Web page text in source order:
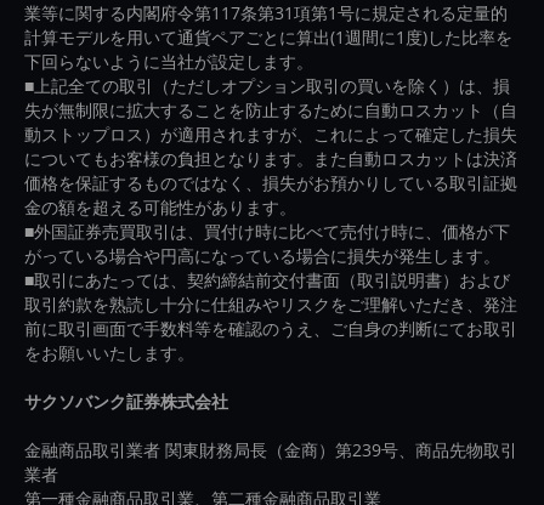
業等に関する内閣府令第117条第31項第1号に規定される定量的
計算モデルを用いて通貨ペアごとに算出(1週間に1度)した比率を
下回らないように当社が設定します。
■上記全ての取引（ただしオプション取引の買いを除く）は、損
失が無制限に拡大することを防止するために自動ロスカット（自
動ストップロス）が適用されますが、これによって確定した損失
についてもお客様の負担となります。また自動ロスカットは決済
価格を保証するものではなく、損失がお預かりしている取引証拠
金の額を超える可能性があります。
■外国証券売買取引は、買付け時に比べて売付け時に、価格が下
がっている場合や円高になっている場合に損失が発生します。
■取引にあたっては、契約締結前交付書面（取引説明書）および
取引約款を熟読し十分に仕組みやリスクをご理解いただき、発注
前に取引画面で手数料等を確認のうえ、ご自身の判断にてお取引
をお願いいたします。
サクソバンク証券株式会社
金融商品取引業者 関東財務局長（金商）第239号、商品先物取引
業者
第一種金融商品取引業、第二種金融商品取引業